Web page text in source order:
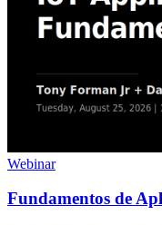
Webinar
Fundamentos de